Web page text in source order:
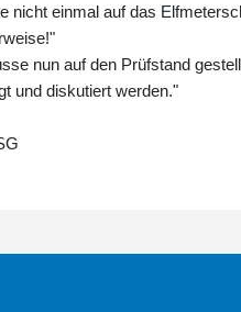
nicht einmal auf das
nun auf den Prüfstand
und diskutiert werden."